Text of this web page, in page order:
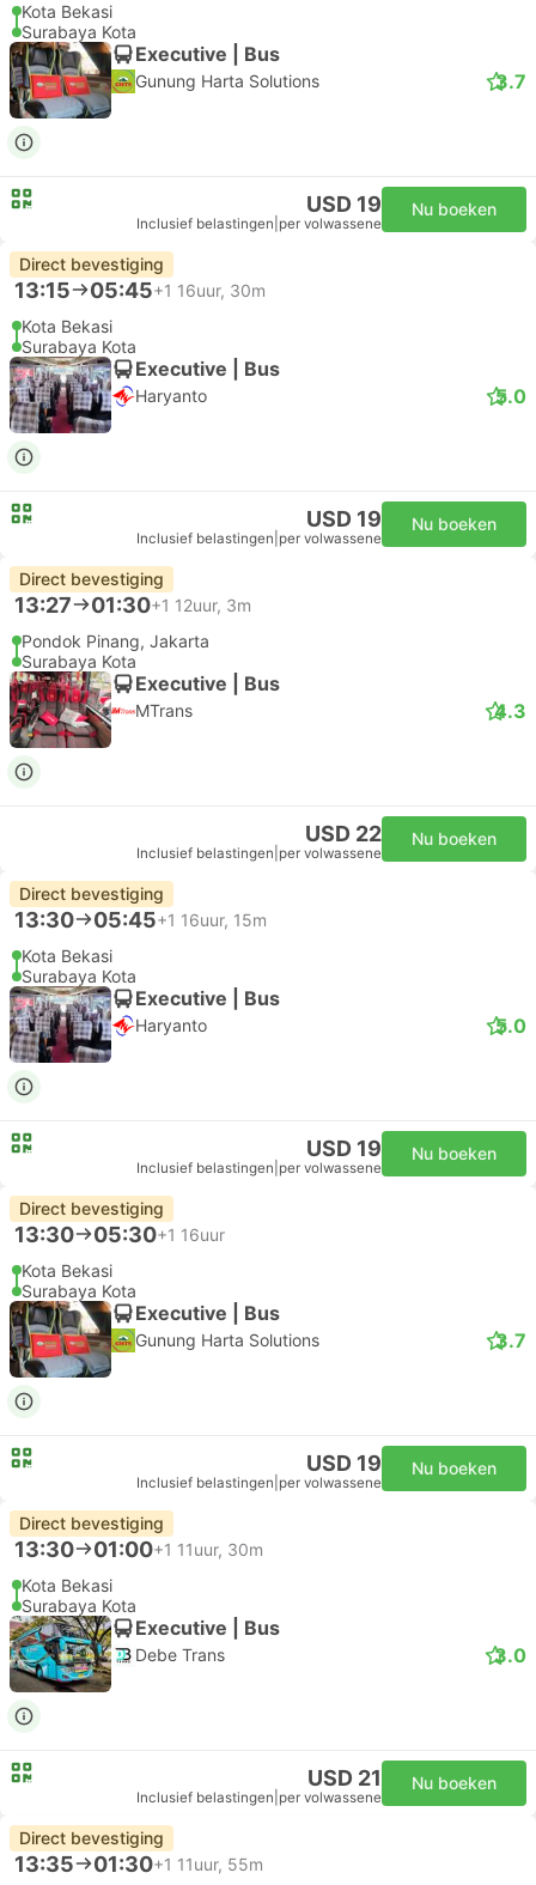
Kota Bekasi
Surabaya Kota
Executive | Bus
Gunung Harta Solutions 3.7
USD 19
Inclusief belastingen per volwassene
Nu boeken
Direct bevestiging
13:15 05:45+1 16uur, 30m
Kota Bekasi
Surabaya Kota
Executive | Bus
Haryanto 5.0
USD 19
Inclusief belastingen per volwassene
Nu boeken
Direct bevestiging
13:27 01:30+1 12uur, 3m
Pondok Pinang, Jakarta
Surabaya Kota
Executive | Bus
MTrans 4.3
USD 22
Inclusief belastingen per volwassene
Nu boeken
Direct bevestiging
13:30 05:45+1 16uur, 15m
Kota Bekasi
Surabaya Kota
Executive | Bus
Haryanto 5.0
USD 19
Inclusief belastingen per volwassene
Nu boeken
Direct bevestiging
13:30 05:30+1 16uur
Kota Bekasi
Surabaya Kota
Executive | Bus
Gunung Harta Solutions 3.7
USD 19
Inclusief belastingen per volwassene
Nu boeken
Direct bevestiging
13:30 01:00+1 11uur, 30m
Kota Bekasi
Surabaya Kota
Executive | Bus
Debe Trans 3.0
USD 21
Inclusief belastingen per volwassene
Nu boeken
Direct bevestiging
13:35 01:30+1 11uur, 55m